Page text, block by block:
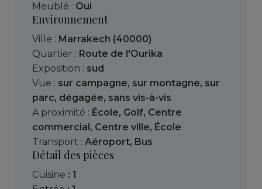
Meublé : Oui
Environnement
Ville : Marrakech (40000)
Quartier : Route de l'Ourika
Exposition : sud
Vue : sur campagne, sur montagne, sur
parc, dégagée, sans vis-à-vis
A proximité : École, Golf, Centre
commercial, Centre ville, École
Transport : Aéroport, Bus
Détail des pièces
cuisine : 1